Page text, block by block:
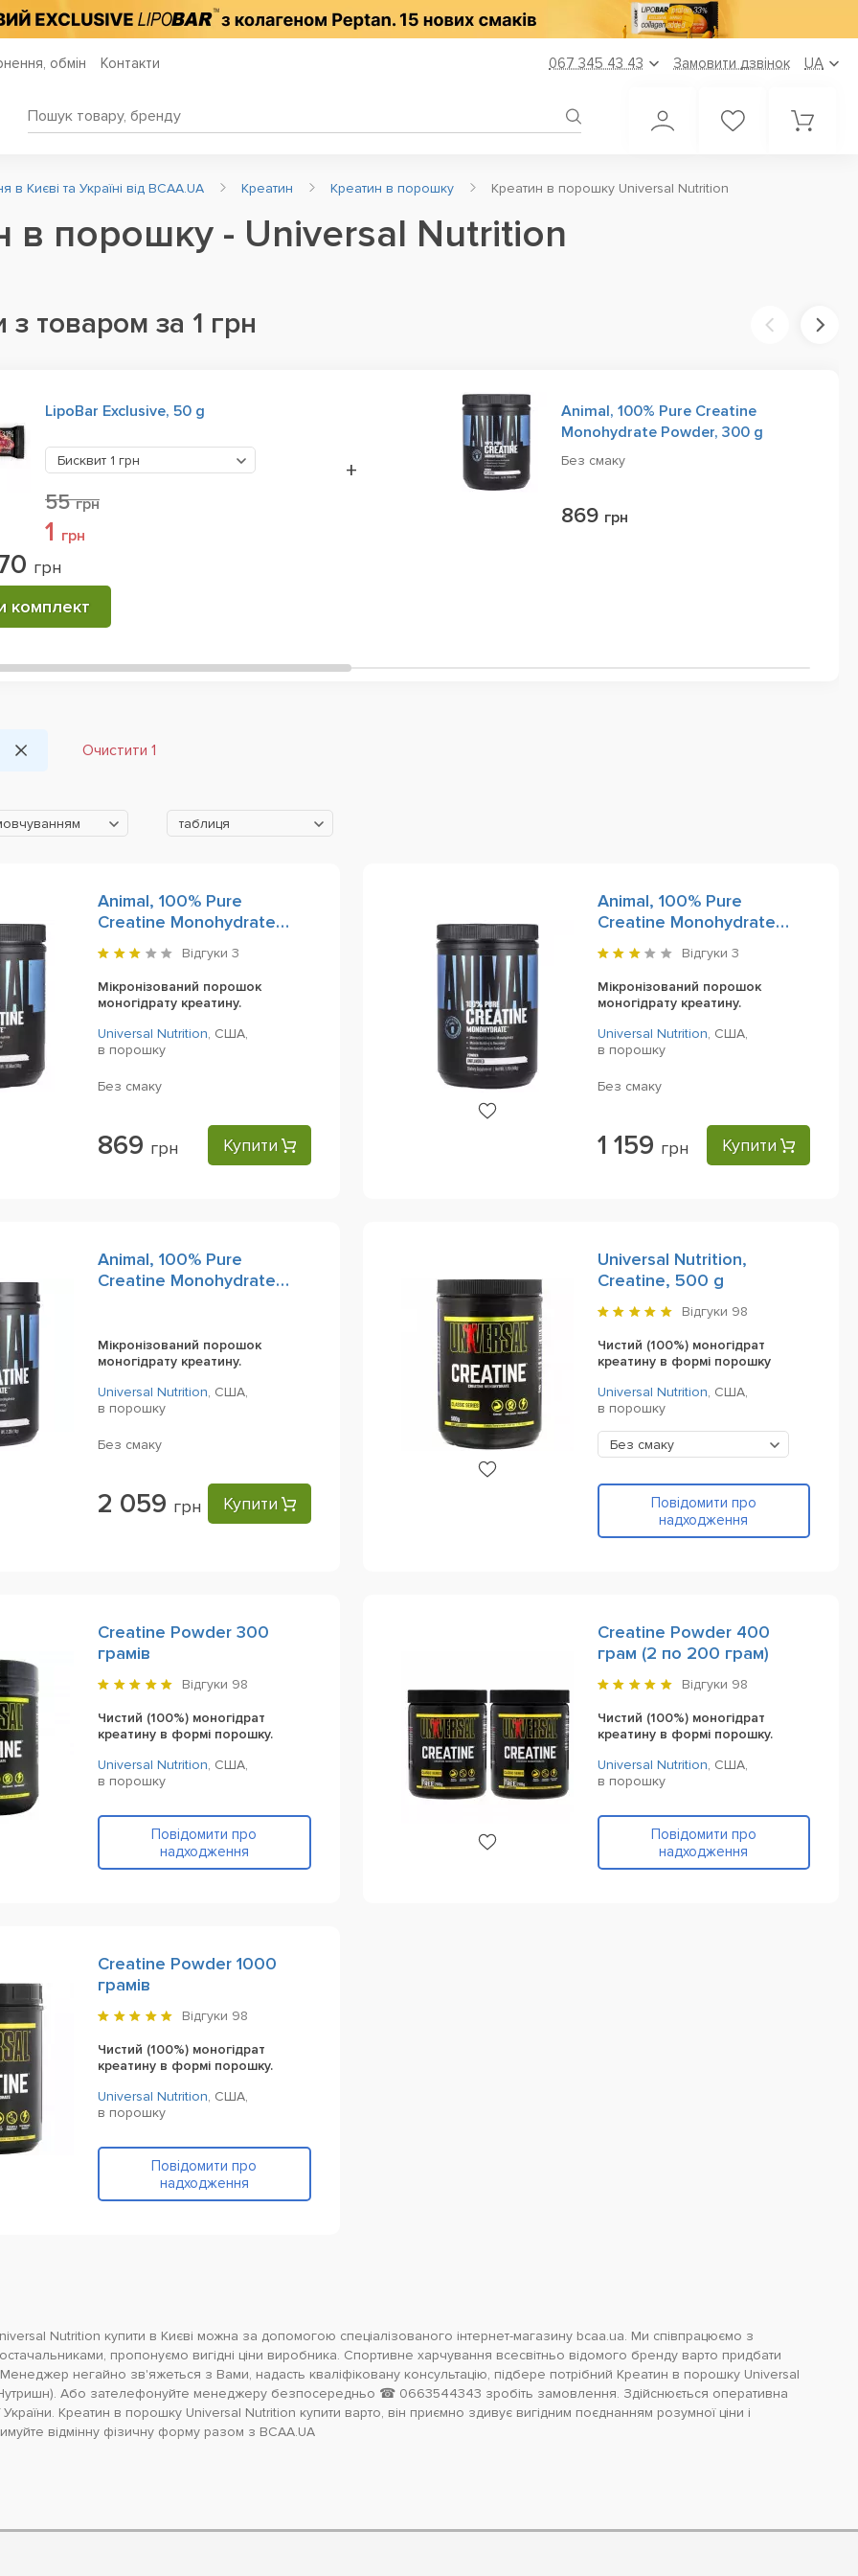
обмін Контакти 067 345 43 43 Замовити дзвінок UA
Києві та Україні від BCAA.UA Креатин Креатин в порошку Креатин в порошку Universal Nutrition
в порошку - Universal Nutrition
з товаром за 1 грн
LipoBar Exclusive, 50 g
Бисквит 1 грн
55грн
1 грн
+
Animal, 100% Pure Creatine
Monohydrate Powder, 300 g
Без смаку
869 грн
грн
комплект
Очистити 1
таблиця
Animal, 100% Pure
Creatine Monohydrate
Powder, 300 gВідгуки 3
Мікронізований порошок
моногідрату креатину.
Universal Nutrition, США,
в порошку
Без смаку
869 грн Купити
Animal, 100% Pure
Creatine Monohydrate
Powder, 500 gВідгуки 3
Мікронізований порошок
моногідрату креатину.
Universal Nutrition, США,
в порошку
Без смаку
1 159 грн Купити
Animal, 100% Pure
Creatine Monohydrate
Мікронізований порошок
моногідрату креатину.
Universal Nutrition, США,
в порошку
Без смаку
2 059 грн Купити
Universal Nutrition,
Creatine, 500 g
Відгуки 98
Чистий (100%) моногідрат
креатину в формі порошку
Universal Nutrition, США,
в порошку
Без смаку
Повідомити про
надходження
Creatine Powder 300
грамів
Відгуки 98
Чистий (100%) моногідрат
креатину в формі порошку.
Universal Nutrition, США,
в порошку
Повідомити про
надходження
Creatine Powder 400
грам (2 по 200 грам)
Відгуки 98
Чистий (100%) моногідрат
креатину в формі порошку.
Universal Nutrition, США,
в порошку
Повідомити про
надходження
Creatine Powder 1000
грамів
Відгуки 98
Чистий (100%) моногідрат
креатину в формі порошку.
Universal Nutrition, США,
в порошку
Повідомити про
надходження
Nutrition купити в Києві можна за допомогою спеціалізованого інтернет-магазину bcaa.ua. Ми співпрацюємо з
пропонуємо вигідні ціни виробника. Спортивне харчування всесвітньо відомого бренду варто придбати
негайно зв'яжеться з Вами, надасть кваліфіковану консультацію, підбере потрібний Креатин в порошку Universal
Або зателефонуйте менеджеру безпосередньо ☎ 0663544343 зробіть замовлення. Здійснюється оперативна
України. Креатин в порошку Universal Nutrition купити варто, він приємно здивує вигідним поєднанням розумної ціни і
відмінну фізичну форму разом з BCAA.UA